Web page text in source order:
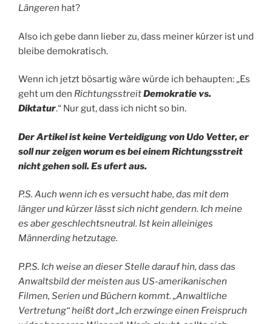
Längeren hat?
Also ich gebe dann lieber zu, dass meiner kürzer ist und
bleibe demokratisch.
Wenn ich jetzt bösartig wäre würde ich behaupten: „Es
geht um den RichtungsstreitDemokratie vs.
Diktatur.“ Nur gut, dass ich nicht so bin.
Der Artikel ist keine Verteidigung von Udo Vetter, er
soll nur zeigen worum es bei einem Richtungsstreit
nicht gehen soll. Es ufert aus.
P.S. Auch wenn ich es versucht habe, das mit dem
länger und kürzer lässt sich nicht gendern. Ich meine
es aber geschlechtsneutral. Ist kein alleiniges
Männerding hetzutage.
P.P.S. Ich weise an dieser Stelle darauf hin, dass das
Anwaltsbild der meisten aus US-amerikanischen
Filmen, Serien und Büchern kommt. „Anwaltliche
Vertretung“ heißt dort „Ich erzwinge einen Freispruch